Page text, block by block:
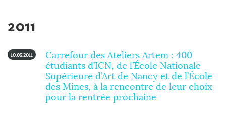
2011
10.05.2011 Carrefour des Ateliers Artem : 400
étudiants d’ICN, de l’École Nationale
Supérieure d’Art de Nancy et de l’École
des Mines, à la rencontre de leur choix
pour la rentrée prochaine